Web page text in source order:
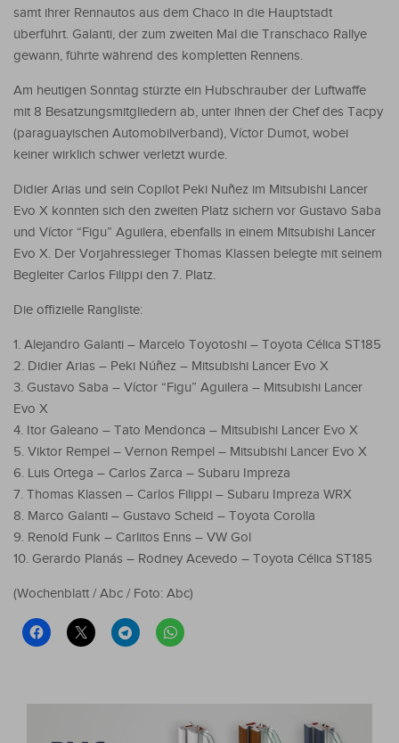
samt ihrer Rennautos aus dem Chaco in die Hauptstadt
überführt. Galanti, der zum zweiten Mal die Transchaco Rallye
gewann, führte während des kompletten Rennens.
Am heutigen Sonntag stürzte ein Hubschrauber der Luftwaffe
mit 8 Besatzungsmitgliedern ab, unter ihnen der Chef des Tacpy
(paraguayischen Automobilverband), Víctor Dumot, wobei
keiner wirklich schwer verletzt wurde.
Didier Arias und sein Copilot Peki Nuñez im Mitsubishi Lancer
Evo X konnten sich den zweiten Platz sichern vor Gustavo Saba
und Víctor “Figu” Aguilera, ebenfalls in einem Mitsubishi Lancer
Evo X. Der Vorjahressieger Thomas Klassen belegte mit seinem
Begleiter Carlos Filippi den 7. Platz.
Die offizielle Rangliste:
1. Alejandro Galanti – Marcelo Toyotoshi – Toyota Célica ST185
2. Didier Arias – Peki Núñez – Mitsubishi Lancer Evo X
3. Gustavo Saba – Víctor “Figu” Aguilera – Mitsubishi Lancer
Evo X
4. Itor Galeano – Tato Mendonca – Mitsubishi Lancer Evo X
5. Viktor Rempel – Vernon Rempel – Mitsubishi Lancer Evo X
6. Luis Ortega – Carlos Zarca – Subaru Impreza
7. Thomas Klassen – Carlos Filippi – Subaru Impreza WRX
8. Marco Galanti – Gustavo Scheid – Toyota Corolla
9. Renold Funk – Carlitos Enns – VW Gol
10. Gerardo Planás – Rodney Acevedo – Toyota Célica ST185
(Wochenblatt / Abc / Foto: Abc)